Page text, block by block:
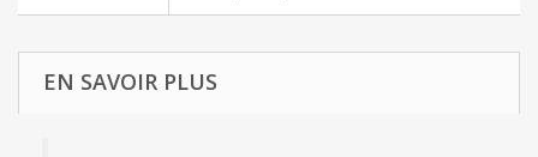
EN SAVOIR PLUS